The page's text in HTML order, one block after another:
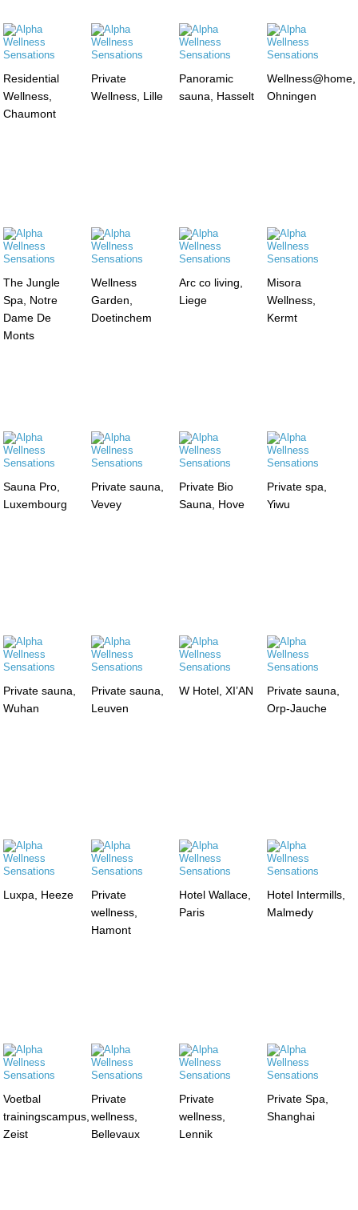
Residential
Wellness,
Chaumont
Private
Wellness, Lille
Panoramic
sauna, Hasselt
Wellness@home,
Ohningen
The Jungle
Spa, Notre
Dame De
Monts
Wellness
Garden,
Doetinchem
Arc co living,
Liege
Misora
Wellness,
Kermt
Sauna Pro,
Luxembourg
Private sauna,
Vevey
Private Bio
Sauna, Hove
Private spa,
Yiwu
Private sauna,
Wuhan
Private sauna,
Leuven
W Hotel, XI’AN
Private sauna,
Orp-Jauche
Luxpa, Heeze
Private
wellness,
Hamont
Hotel Wallace,
Paris
Hotel Intermills,
Malmedy
Voetbal
trainingscampus,
Zeist
Private
wellness,
Bellevaux
Private
wellness,
Lennik
Private Spa,
Shanghai